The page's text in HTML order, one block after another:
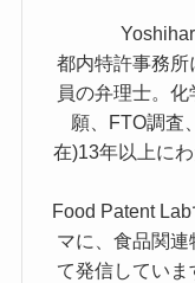
都内特許事務
員の弁理士。
願、FTO調査
在)13年以上に
Food Patent
マに、食品関
て発信してい